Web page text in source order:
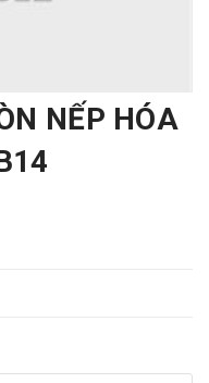
NẾP HÓA